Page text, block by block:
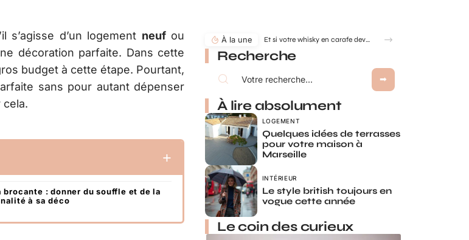
d’un logement neufou
décoration parfaite. Dans cette
budget à cette étape. Pourtant,
sans pour autant dépenser
cela.
brocante : donner du souffle et de la
à sa déco
À la une Et si votre whisky en carafe devenait la pièce maîtresse de votre salon ?
Recherche
À lire absolument
LOGEMENT
Quelques idées de terrasses
pour votre maison à
Marseille
INTÉRIEUR
Le style british toujours en
vogue cette année
Le coin des curieux